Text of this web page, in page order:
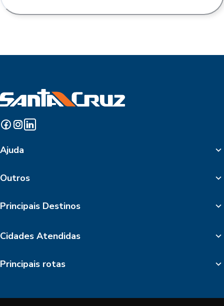
Ajuda
Outros
Principais Destinos
Cidades Atendidas
Principais rotas